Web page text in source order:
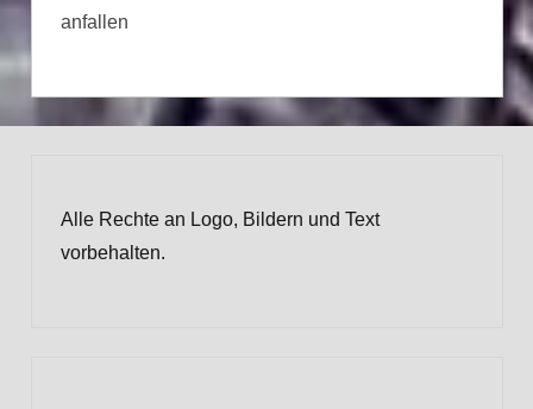
anfallen
Alle Rechte an Logo, Bildern und Text
vorbehalten.